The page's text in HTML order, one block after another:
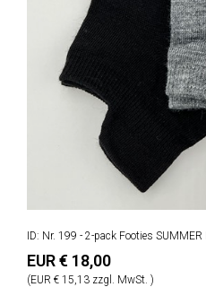
ID: Nr. 199 - 2-pack Footies SUMMER
EUR € 18,00
(EUR € 15,13 zzgl. MwSt. )